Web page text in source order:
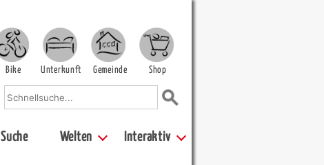
Bike Unterkunft Gemeinde Shop
Suche Welten Interaktiv